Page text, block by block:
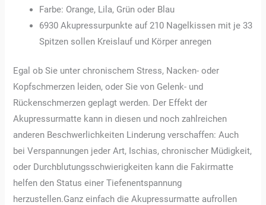
Farbe: Orange, Lila, Grün oder Blau
6930 Akupressurpunkte auf 210 Nagelkissen mit je 33
Spitzen sollen Kreislauf und Körper anregen
Egal ob Sie unter chronischem Stress, Nacken- oder
Kopfschmerzen leiden, oder Sie von Gelenk- und
Rückenschmerzen geplagt werden. Der Effekt der
Akupressurmatte kann in diesen und noch zahlreichen
anderen Beschwerlichkeiten Linderung verschaffen: Auch
bei Verspannungen jeder Art, Ischias, chronischer Müdigkeit,
oder Durchblutungsschwierigkeiten kann die Fakirmatte
helfen den Status einer Tiefenentspannung
herzustellen.Ganz einfach die Akupressurmatte aufrollen